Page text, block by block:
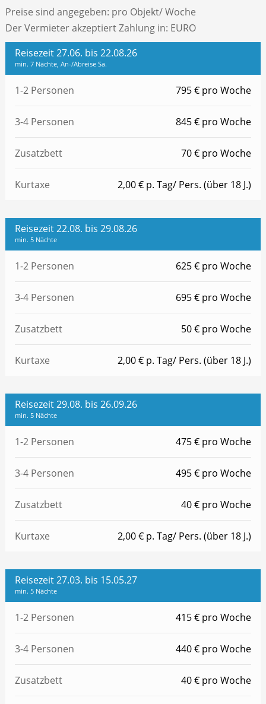
Preise sind angegeben: pro Objekt/ Woche
Der Vermieter akzeptiert Zahlung in: EURO
Reisezeit 27.06. bis 22.08.26
min. 7 Nächte, An-/Abreise Sa.
1-2 Personen 795 € pro Woche
3-4 Personen 845 € pro Woche
Zusatzbett 70 € pro Woche
Kurtaxe 2,00 € p. Tag/ Pers. (über 18 J.)
Reisezeit 22.08. bis 29.08.26
min. 5 Nächte
1-2 Personen 625 € pro Woche
3-4 Personen 695 € pro Woche
Zusatzbett 50 € pro Woche
Kurtaxe 2,00 € p. Tag/ Pers. (über 18 J.)
Reisezeit 29.08. bis 26.09.26
min. 5 Nächte
1-2 Personen 475 € pro Woche
3-4 Personen 495 € pro Woche
Zusatzbett 40 € pro Woche
Kurtaxe 2,00 € p. Tag/ Pers. (über 18 J.)
Reisezeit 27.03. bis 15.05.27
min. 5 Nächte
1-2 Personen 415 € pro Woche
3-4 Personen 440 € pro Woche
Zusatzbett 40 € pro Woche